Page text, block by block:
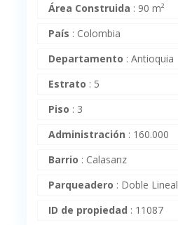
Área Construida : 90 m²
País : Colombia
Departamento :Antioquia
Estrato : 5
Piso : 3
Administración : 160.000
Barrio : Calasanz
Parqueadero : Doble Lineal
ID de propiedad : 11087